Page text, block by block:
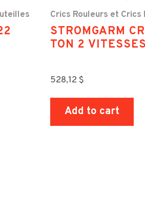
Crics Rouleurs et
STROMGARM
TON 2 VITESSES
528,12 $
Add to cart